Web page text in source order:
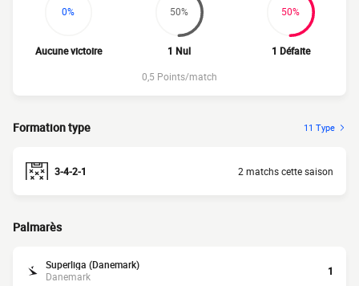
0%
Aucune victoire
50%
1 Nul
50%
1 Défaite
0,5 Points/match
Formation type 11 Type
3-4-2-1 2 matchs cette saison
Palmarès
Superliga (Danemark)
Danemark
1